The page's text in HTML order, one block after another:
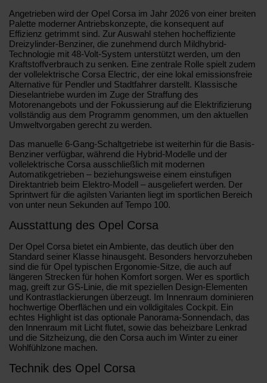
Angetrieben wird der Opel Corsa im Jahr 2026 von einer breiten
Palette moderner Antriebskonzepte, die konsequent auf
Effizienz getrimmt sind. Zur Auswahl stehen hocheffiziente
Dreizylinder-Benziner, die zunehmend durch Mildhybrid-
Technologie mit 48-Volt-System unterstützt werden, um den
Kraftstoffverbrauch zu senken. Eine zentrale Rolle spielt zudem
der vollelektrische Corsa Electric, der eine lokal emissionsfreie
Alternative für Pendler und Stadtfahrer darstellt. Klassische
Dieselantriebe wurden im Zuge der Straffung des
Motorenangebots und der Fokussierung auf die Elektrifizierung
vollständig aus dem Programm genommen, um den aktuellen
Umweltvorgaben gerecht zu werden.
Das manuelle 6-Gang-Schaltgetriebe ist weiterhin für die Basis-
Benziner verfügbar, während die Hybrid-Modelle und der
vollelektrische Corsa ausschließlich mit modernen
Automatikgetrieben – beziehungsweise einem einstufigen
Direktantrieb beim Elektro-Modell – ausgeliefert werden. Der
Sprintwert für die agilsten Varianten liegt im sportlichen Bereich
von unter neun Sekunden auf Tempo 100.
Ausstattung des Opel Corsa
Der Opel Corsa bietet ein Ambiente, das deutlich über den
Standard seiner Klasse hinausgeht. Besonders hervorzuheben
sind die für Opel typischen Ergonomie-Sitze, die auch auf
längeren Strecken für hohen Komfort sorgen. Wer es sportlich
mag, greift zur GS-Linie, die mit speziellen Design-Elementen
und Kontrastlackierungen überzeugt. Im Innenraum dominieren
hochwertige Oberflächen und ein volldigitales Cockpit. Ein
echtes Highlight ist das optionale Panorama-Sonnendach, das
den Innenraum mit Licht flutet, sowie das beheizbare Lenkrad
und die Sitzheizung, die den Corsa auch im Winter zu einer
Wohlfühlzone machen.
Technik des Opel Corsa